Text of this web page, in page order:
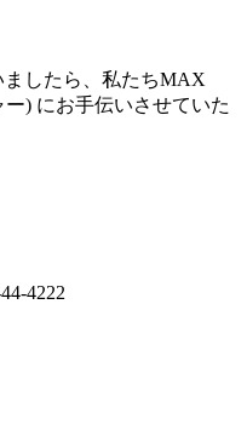
したら、私たちMAX
) にお手伝いさせていた
4222